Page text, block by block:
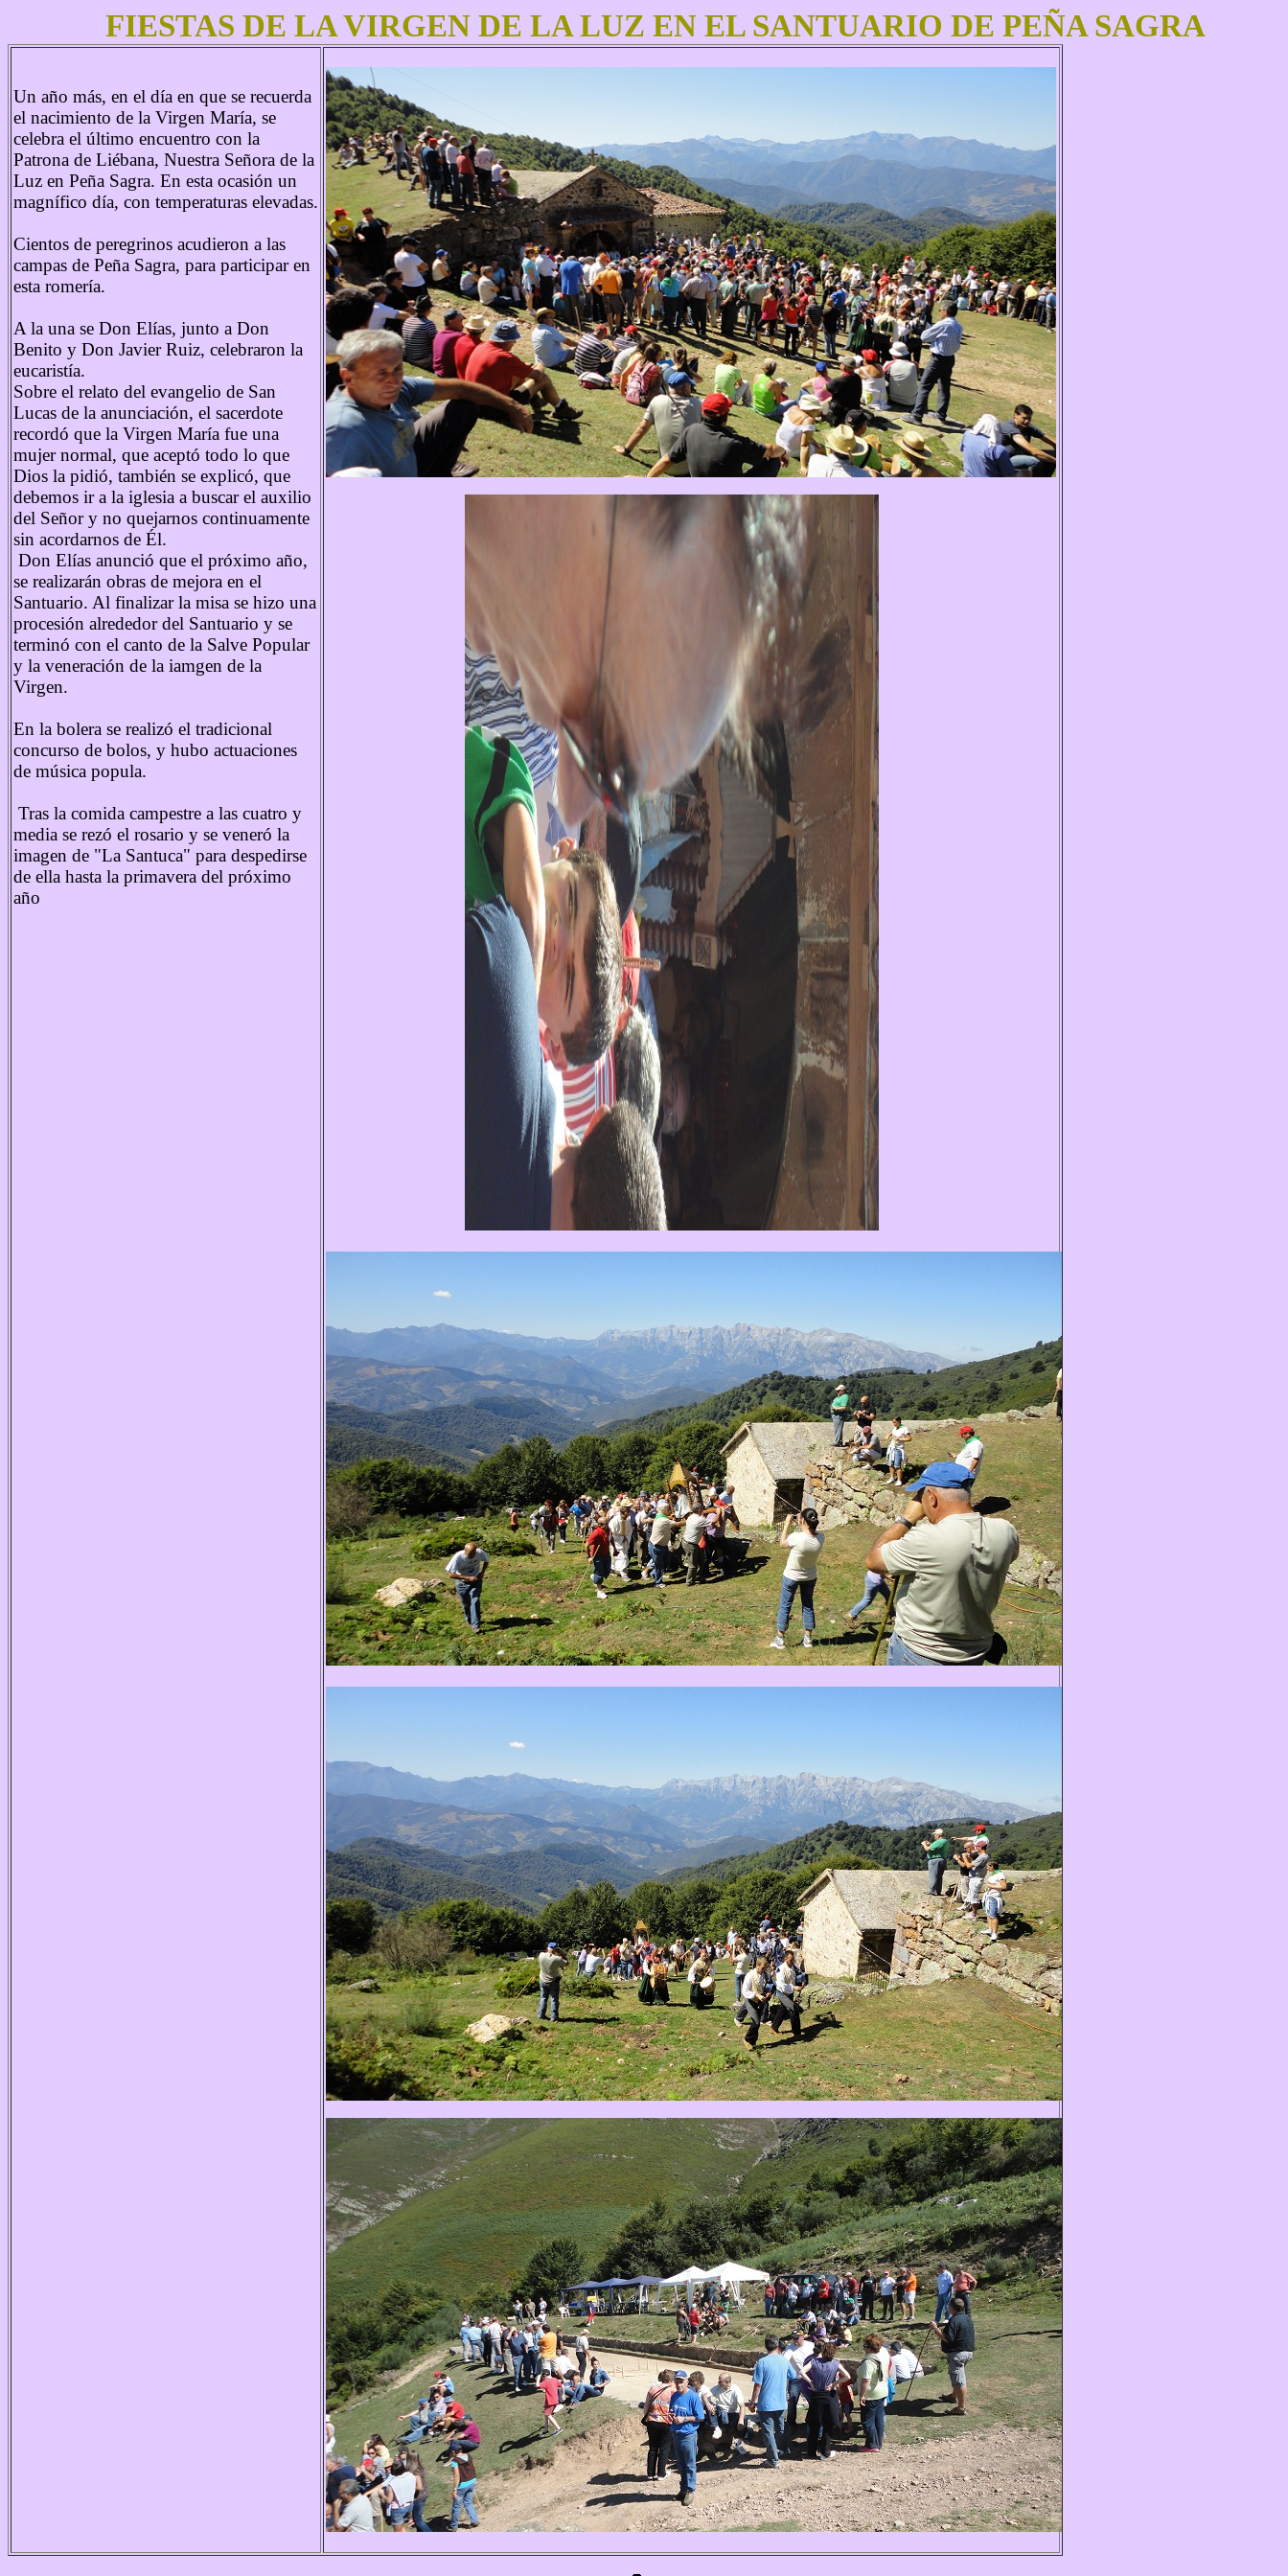
FIESTAS DE LA VIRGEN DE LA LUZ EN EL SANTUARIO DE PEÑA SAGRA
Un año más, en el día en que se recuerda
el nacimiento de la Virgen María, se
celebra el último encuentro con la
Patrona de Liébana, Nuestra Señora de la
Luz en Peña Sagra. En esta ocasión un
magnífico día, con temperaturas elevadas.
Cientos de peregrinos acudieron a las
campas de Peña Sagra, para participar en
esta romería.
A la una se Don Elías, junto a Don
Benito y Don Javier Ruiz, celebraron la
eucaristía.
Sobre el relato del evangelio de San
Lucas de la anunciación, el sacerdote
recordó que la Virgen María fue una
mujer normal, que aceptó todo lo que
Dios la pidió, también se explicó, que
debemos ir a la iglesia a buscar el auxilio
del Señor y no quejarnos continuamente
sin acordarnos de Él.
Don Elías anunció que el próximo año,
se realizarán obras de mejora en el
Santuario. Al finalizar la misa se hizo una
procesión alrededor del Santuario y se
terminó con el canto de la Salve Popular
y la veneración de la iamgen de la
Virgen.
En la bolera se realizó el tradicional
concurso de bolos, y hubo actuaciones
de música popula.
Tras la comida campestre a las cuatro y
media se rezó el rosario y se veneró la
imagen de "La Santuca" para despedirse
de ella hasta la primavera del próximo
año